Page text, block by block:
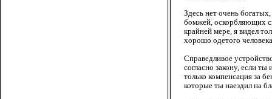
Здесь нет очень
бомжей, оскорбляющих
крайней мере, я видел
хорошо одетого
Справедливое
согласно закону, если
только компенсация за
которые ты наездил на